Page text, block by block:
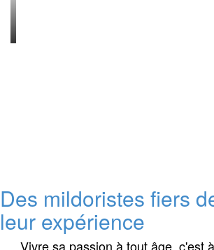
Des mildoristes fiers
leur expérience
Vivre sa passion à tout âge, c'est